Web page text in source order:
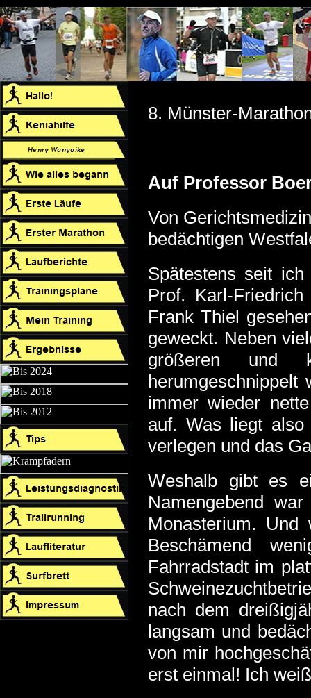
8. Münster-
Auf Professor
Von
bedächtigen
Spätestens seit
Prof. Karl-
Frank Thiel
geweckt. Neben
größeren und
immer wieder
auf. Was liegt also
verlegen und das
Weshalb gibt es
Namengebend
Monasterium.
Beschämend
Fahrradstadt im
nach dem
langsam und
von mir
erst einmal! Ich